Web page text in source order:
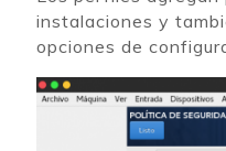
instalaciones y
opciones de